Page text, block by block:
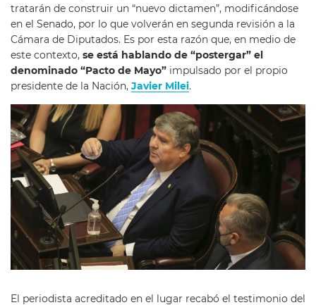
tratarán de construir un “nuevo dictamen”, modificándose
en el Senado, por lo que volverán en segunda revisión a la
Cámara de Diputados. Es por esta razón que, en medio de
este contexto, se está hablando de “postergar” el
denominado “Pacto de Mayo” impulsado por el propio
presidente de la Nación, Javier Milei.
El periodista acreditado en el lugar recabó el testimonio del